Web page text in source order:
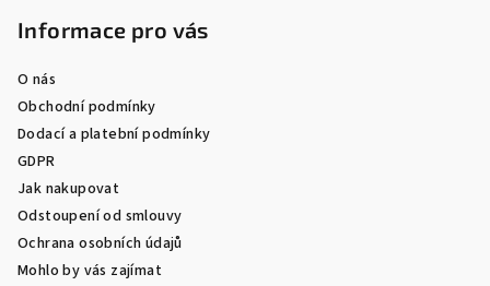
Informace pro vás
O nás
Obchodní podmínky
Dodací a platební podmínky
GDPR
Jak nakupovat
Odstoupení od smlouvy
Ochrana osobních údajů
Mohlo by vás zajímat